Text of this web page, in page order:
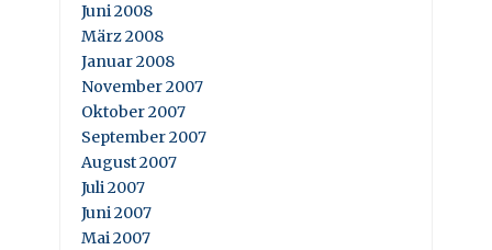
Juni 2008
März 2008
Januar 2008
November 2007
Oktober 2007
September 2007
August 2007
Juli 2007
Juni 2007
Mai 2007